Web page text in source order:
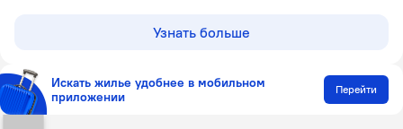
Узнать больше
Искать жилье удобнее в мобильном
приложении
Перейти